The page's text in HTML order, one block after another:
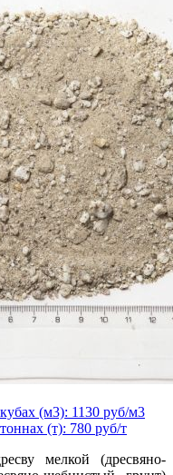
(м3): 1130 руб/м3
(т): 780 руб/т
мелкой (дресвяно-